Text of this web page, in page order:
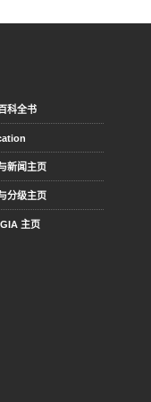
科全书
新闻主页
分级主页
主页